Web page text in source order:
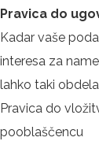
Pravica do
Kadar vaše
interesa za
lahko taki
Pravica do
pooblaščencu